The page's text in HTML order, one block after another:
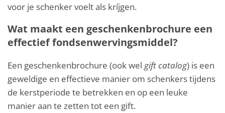
voor je schenker voelt als kríjgen.
Wat maakt een geschenkenbrochure een
effectief fondsenwervingsmiddel?
Een geschenkenbrochure (ook wel gift catalog) is een
geweldige en effectieve manier om schenkers tijdens
de kerstperiode te betrekken en op een leuke
manier aan te zetten tot een gift.